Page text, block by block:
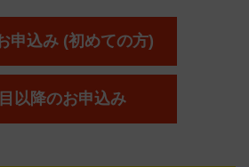
申込み (初めての方)
以降のお申込み